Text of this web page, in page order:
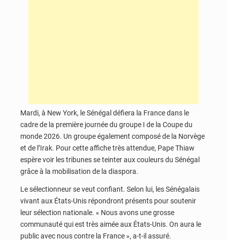
Mardi, à New York, le Sénégal défiera la France dans le
cadre de la première journée du groupe I de la Coupe du
monde 2026. Un groupe également composé de la Norvège
et de l’Irak. Pour cette affiche très attendue, Pape Thiaw
espère voir les tribunes se teinter aux couleurs du Sénégal
grâce à la mobilisation de la diaspora.
Le sélectionneur se veut confiant. Selon lui, les Sénégalais
vivant aux États-Unis répondront présents pour soutenir
leur sélection nationale. « Nous avons une grosse
communauté qui est très aimée aux États-Unis. On aura le
public avec nous contre la France », a-t-il assuré.